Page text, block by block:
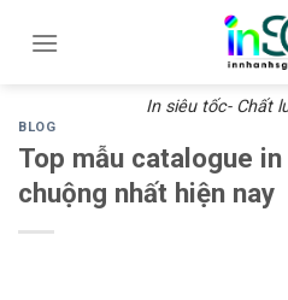
In siêu tốc- Chất
BLOG
Top mẫu catalogue
chuộng nhất hiện nay